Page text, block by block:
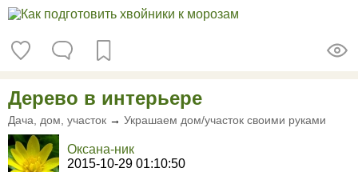
Дерево в интерьере
Дача, дом, участок → Украшаем дом/участок своими руками
Оксана-ник
2015-10-29 01:10:50